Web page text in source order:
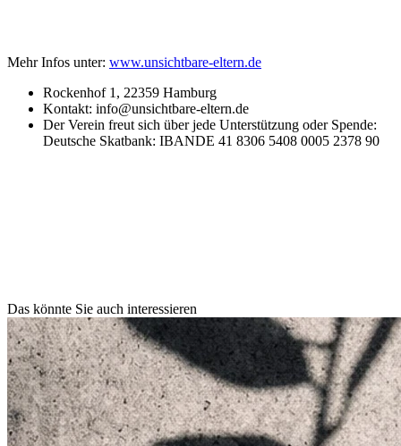
Mehr Infos unter: www.unsichtbare-eltern.de
Rockenhof 1, 22359 Hamburg
Kontakt: info@unsichtbare-eltern.de
Der Verein freut sich über jede Unterstützung oder Spende:
Deutsche Skatbank: IBANDE 41 8306 5408 0005 2378 90
Das könnte Sie auch interessieren